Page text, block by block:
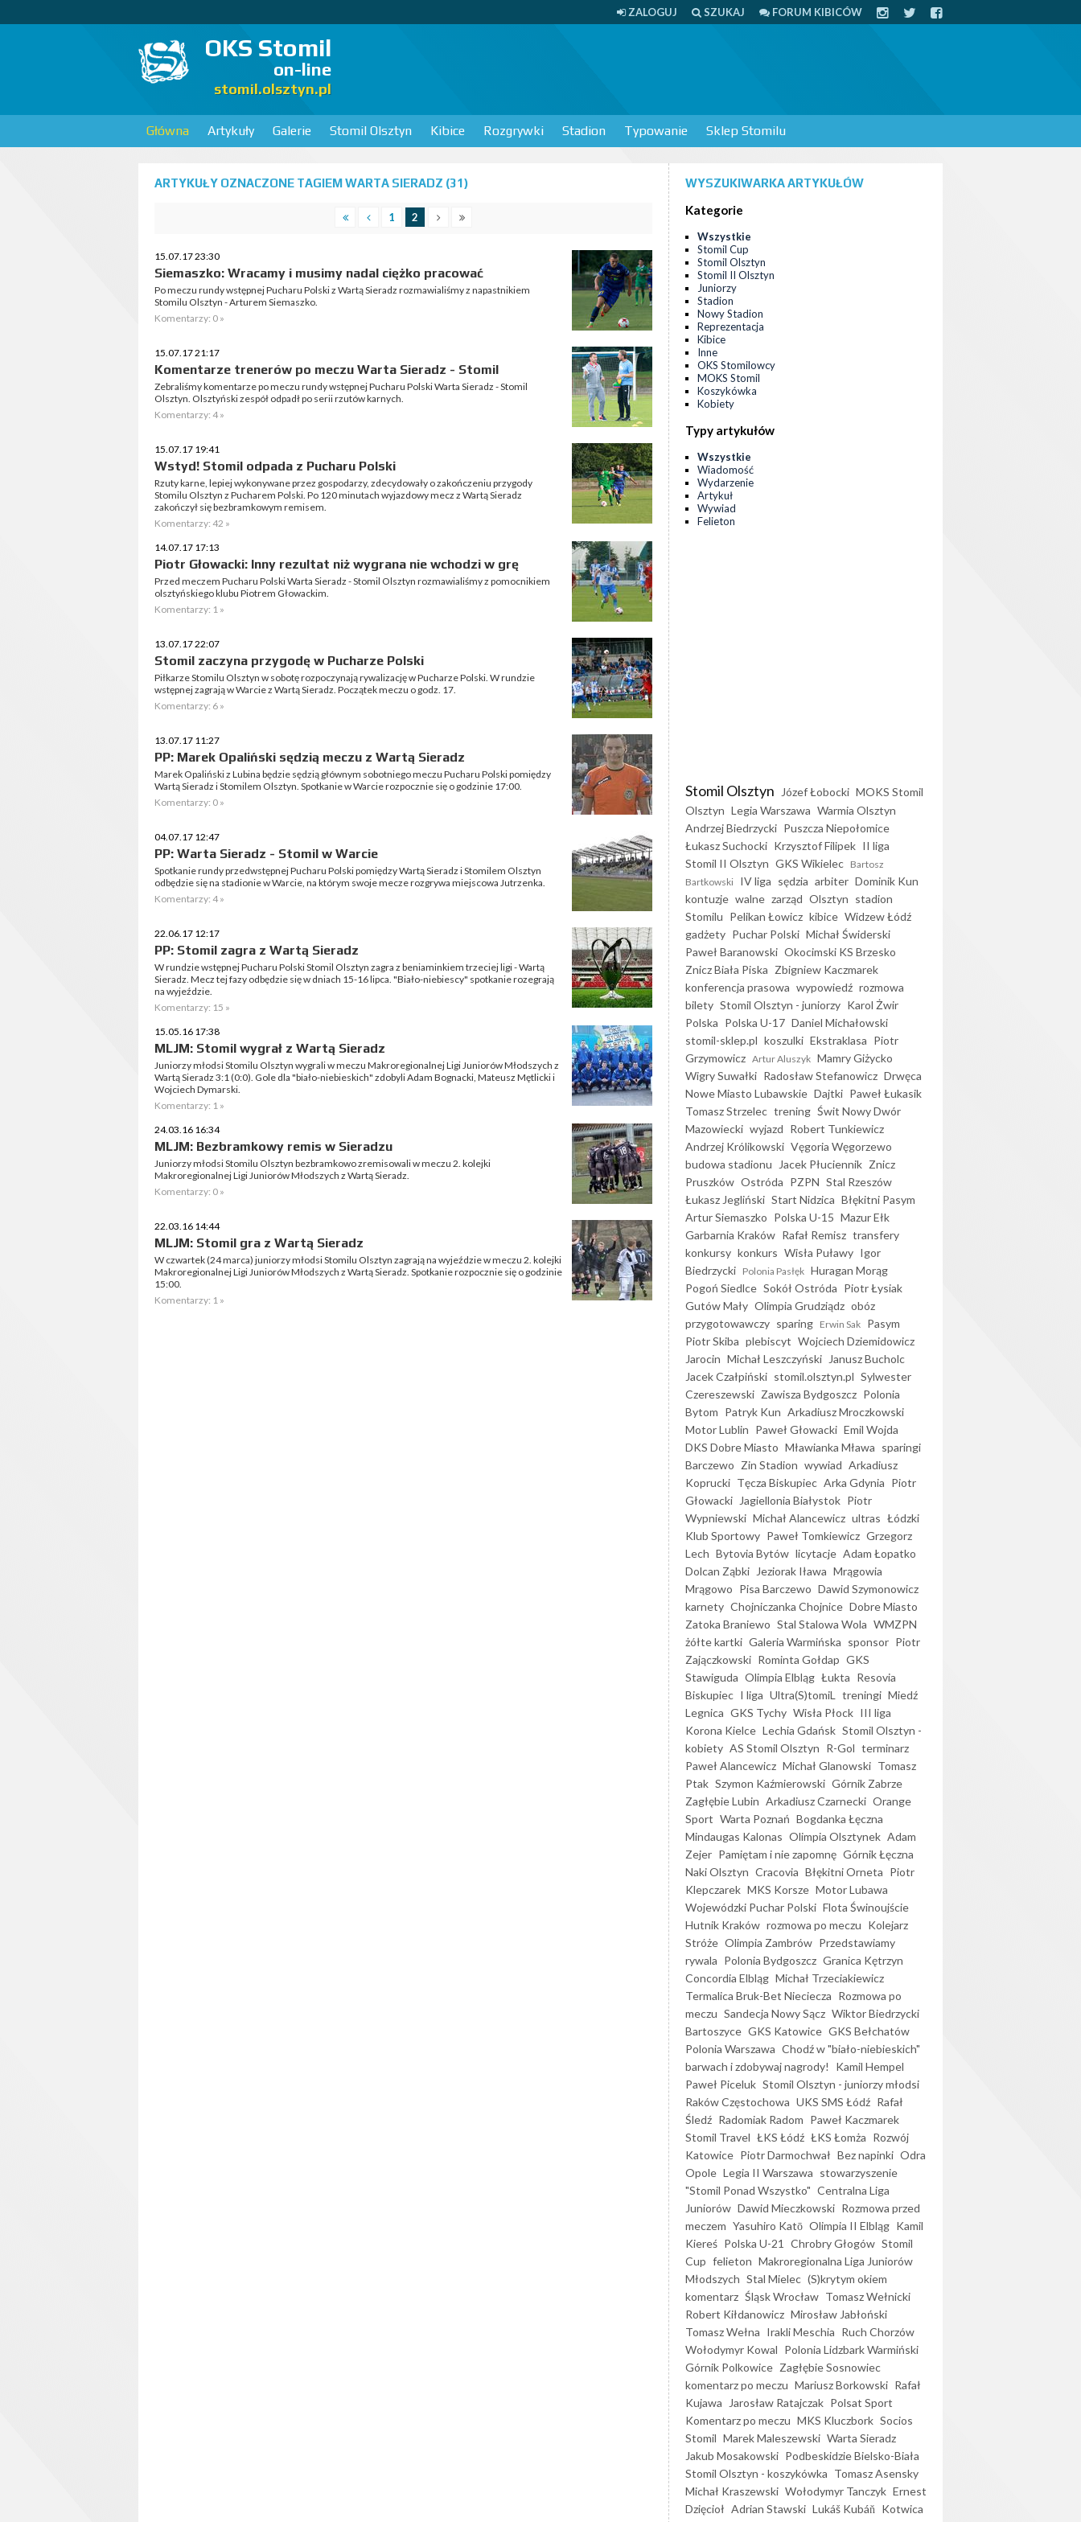
ZALOGUJ SZUKAJ FORUM KIBICÓW
OKS Stomil
on-line
stomil.olsztyn.pl
Główna Artykuły Galerie Stomil Olsztyn Kibice Rozgrywki Stadion Typowanie Sklep Stomilu
ARTYKUŁY OZNACZONE TAGIEM WARTA SIERADZ (31)
1 2
15.07.17 23:30
Siemaszko: Wracamy i musimy nadal ciężko pracować
Po meczu rundy wstępnej Pucharu Polski z Wartą Sieradz rozmawialiśmy z napastnikiem
Stomilu Olsztyn - Arturem Siemaszko.
Komentarzy: 0 »
15.07.17 21:17
Komentarze trenerów po meczu Warta Sieradz - Stomil
Zebraliśmy komentarze po meczu rundy wstępnej Pucharu Polski Warta Sieradz - Stomil
Olsztyn. Olsztyński zespół odpadł po serii rzutów karnych.
Komentarzy: 4 »
15.07.17 19:41
Wstyd! Stomil odpada z Pucharu Polski
Rzuty karne, lepiej wykonywane przez gospodarzy, zdecydowały o zakończeniu przygody
Stomilu Olsztyn z Pucharem Polski. Po 120 minutach wyjazdowy mecz z Wartą Sieradz
zakończył się bezbramkowym remisem.
Komentarzy: 42 »
14.07.17 17:13
Piotr Głowacki: Inny rezultat niż wygrana nie wchodzi w grę
Przed meczem Pucharu Polski Warta Sieradz - Stomil Olsztyn rozmawialiśmy z pomocnikiem
olsztyńskiego klubu Piotrem Głowackim.
Komentarzy: 1 »
13.07.17 22:07
Stomil zaczyna przygodę w Pucharze Polski
Piłkarze Stomilu Olsztyn w sobotę rozpoczynają rywalizację w Pucharze Polski. W rundzie
wstępnej zagrają w Warcie z Wartą Sieradz. Początek meczu o godz. 17.
Komentarzy: 6 »
13.07.17 11:27
PP: Marek Opaliński sędzią meczu z Wartą Sieradz
Marek Opaliński z Lubina będzie sędzią głównym sobotniego meczu Pucharu Polski pomiędzy
Wartą Sieradz i Stomilem Olsztyn. Spotkanie w Warcie rozpocznie się o godzinie 17:00.
Komentarzy: 0 »
04.07.17 12:47
PP: Warta Sieradz - Stomil w Warcie
Spotkanie rundy przedwstępnej Pucharu Polski pomiędzy Wartą Sieradz i Stomilem Olsztyn
odbędzie się na stadionie w Warcie, na którym swoje mecze rozgrywa miejscowa Jutrzenka.
Komentarzy: 4 »
22.06.17 12:17
PP: Stomil zagra z Wartą Sieradz
W rundzie wstępnej Pucharu Polski Stomil Olsztyn zagra z beniaminkiem trzeciej ligi - Wartą
Sieradz. Mecz tej fazy odbędzie się w dniach 15-16 lipca. "Biało-niebiescy" spotkanie rozegrają
na wyjeździe.
Komentarzy: 15 »
15.05.16 17:38
MLJM: Stomil wygrał z Wartą Sieradz
Juniorzy młodsi Stomilu Olsztyn wygrali w meczu Makroregionalnej Ligi Juniorów Młodszych z
Wartą Sieradz 3:1 (0:0). Gole dla "biało-niebieskich" zdobyli Adam Bognacki, Mateusz Mętlicki i
Wojciech Dymarski.
Komentarzy: 1 »
24.03.16 16:34
MLJM: Bezbramkowy remis w Sieradzu
Juniorzy młodsi Stomilu Olsztyn bezbramkowo zremisowali w meczu 2. kolejki
Makroregionalnej Ligi Juniorów Młodszych z Wartą Sieradz.
Komentarzy: 0 »
22.03.16 14:44
MLJM: Stomil gra z Wartą Sieradz
W czwartek (24 marca) juniorzy młodsi Stomilu Olsztyn zagrają na wyjeździe w meczu 2. kolejki
Makroregionalnej Ligi Juniorów Młodszych z Wartą Sieradz. Spotkanie rozpocznie się o godzinie
15:00.
Komentarzy: 1 »
WYSZUKIWARKA ARTYKUŁÓW
Kategorie
Wszystkie
Stomil Cup
Stomil Olsztyn
Stomil II Olsztyn
Juniorzy
Stadion
Nowy Stadion
Reprezentacja
Kibice
Inne
OKS Stomilowcy
MOKS Stomil
Koszykówka
Kobiety
Typy artykułów
Wszystkie
Wiadomość
Wydarzenie
Artykuł
Wywiad
Felieton
Stomil Olsztyn Józef Łobocki MOKS Stomil
Olsztyn Legia Warszawa Warmia Olsztyn
Andrzej Biedrzycki Puszcza Niepołomice
Łukasz Suchocki Krzysztof Filipek II liga
Stomil II Olsztyn GKS Wikielec Bartosz
Bartkowski IV liga sędzia arbiter Dominik Kun
kontuzje walne zarząd Olsztyn stadion
Stomilu Pelikan Łowicz kibice Widzew Łódź
gadżety Puchar Polski Michał Świderski
Paweł Baranowski Okocimski KS Brzesko
Znicz Biała Piska Zbigniew Kaczmarek
konferencja prasowa wypowiedź rozmowa
bilety Stomil Olsztyn - juniorzy Karol Żwir
Polska Polska U-17 Daniel Michałowski
stomil-sklep.pl koszulki Ekstraklasa Piotr
Grzymowicz Artur Aluszyk Mamry Giżycko
Wigry Suwałki Radosław Stefanowicz Drwęca
Nowe Miasto Lubawskie Dajtki Paweł Łukasik
Tomasz Strzelec trening Świt Nowy Dwór
Mazowiecki wyjazd Robert Tunkiewicz
Andrzej Królikowski Vęgoria Węgorzewo
budowa stadionu
Jacek Płuciennik Znicz
Pruszków Ostróda PZPN Stal Rzeszów
Łukasz Jegliński Start Nidzica Błękitni Pasym
Artur Siemaszko Polska U-15 Mazur Ełk
Garbarnia Kraków Rafał Remisz transfery
konkursy konkurs Wisła Puławy Igor
Biedrzycki Polonia Pasłęk Huragan Morąg
Pogoń Siedlce Sokół Ostróda Piotr Łysiak
Gutów Mały Olimpia Grudziądz obóz
przygotowawczy sparing Erwin Sak Pasym
Piotr Skiba plebiscyt Wojciech Dziemidowicz
Jarocin Michał Leszczyński
Janusz Bucholc
Jacek Czałpiński stomil.olsztyn.pl Sylwester
Czereszewski Zawisza Bydgoszcz Polonia
Bytom Patryk Kun Arkadiusz Mroczkowski
Motor Lublin Paweł Głowacki Emil Wojda
DKS Dobre Miasto Mławianka Mława sparingi
Barczewo Zin Stadion wywiad Arkadiusz
Koprucki Tęcza Biskupiec Arka Gdynia Piotr
Głowacki
Jagiellonia Białystok Piotr
Wypniewski Michał Alancewicz ultras Łódzki
Klub Sportowy Paweł Tomkiewicz Grzegorz
Lech Bytovia Bytów licytacje Adam Łopatko
Dolcan Ząbki
Jeziorak Iława Mrągowia
Mrągowo Pisa Barczewo Dawid Szymonowicz
karnety Chojniczanka Chojnice Dobre Miasto
Zatoka Braniewo Stal Stalowa Wola WMZPN
żółte kartki Galeria Warmińska sponsor Piotr
Zajączkowski Rominta Gołdap GKS
Stawiguda Olimpia Elbląg Łukta Resovia
Biskupiec I liga Ultra(S)tomiL treningi Miedź
Legnica GKS Tychy Wisła Płock III liga
Korona Kielce Lechia Gdańsk Stomil Olsztyn -
kobiety AS Stomil Olsztyn R-Gol terminarz
Paweł Alancewicz Michał Glanowski Tomasz
Ptak Szymon Kaźmierowski Górnik Zabrze
Zagłębie Lubin Arkadiusz Czarnecki Orange
Sport Warta Poznań Bogdanka Łęczna
Mindaugas Kalonas Olimpia Olsztynek Adam
Zejer Pamiętam i nie zapomnę Górnik Łęczna
Naki Olsztyn Cracovia Błękitni Orneta Piotr
Klepczarek MKS Korsze Motor Lubawa
Wojewódzki Puchar Polski Flota Świnoujście
Hutnik Kraków rozmowa po meczu Kolejarz
Stróże Olimpia Zambrów Przedstawiamy
rywala Polonia Bydgoszcz Granica Kętrzyn
Concordia Elbląg Michał Trzeciakiewicz
Termalica Bruk-Bet Nieciecza Rozmowa po
meczu Sandecja Nowy Sącz Wiktor Biedrzycki
Bartoszyce GKS Katowice GKS Bełchatów
Polonia Warszawa Chodź w "biało-niebieskich"
barwach i zdobywaj nagrody!
Kamil Hempel
Paweł Piceluk Stomil Olsztyn - juniorzy młodsi
Raków Częstochowa UKS SMS Łódź Rafał
Śledź Radomiak Radom Paweł Kaczmarek
Stomil Travel ŁKS Łódź ŁKS Łomża Rozwój
Katowice Piotr Darmochwał Bez napinki Odra
Opole Legia II Warszawa stowarzyszenie
"Stomil Ponad Wszystko" Centralna Liga
Juniorów Dawid Mieczkowski Rozmowa przed
meczem Yasuhiro Katō Olimpia II Elbląg Kamil
Kiereś Polska U-21 Chrobry Głogów Stomil
Cup felieton Makroregionalna Liga Juniorów
Młodszych Stal Mielec (S)krytym okiem
komentarz Śląsk Wrocław Tomasz Wełnicki
Robert Kiłdanowicz Mirosław Jabłoński
Tomasz Wełna Irakli Meschia Ruch Chorzów
Wołodymyr Kowal Polonia Lidzbark Warmiński
Górnik Polkowice Zagłębie Sosnowiec
komentarz po meczu Mariusz Borkowski Rafał
Kujawa
Jarosław Ratajczak Polsat Sport
Komentarz po meczu MKS Kluczbork Socios
Stomil Marek Maleszewski Warta Sieradz
Jakub Mosakowski Podbeskidzie Bielsko-Biała
Stomil Olsztyn - koszykówka Tomasz Asensky
Michał Kraszewski Wołodymyr Tanczyk Ernest
Dzięcioł Adrian Stawski Lukáš Kubáň Kotwica